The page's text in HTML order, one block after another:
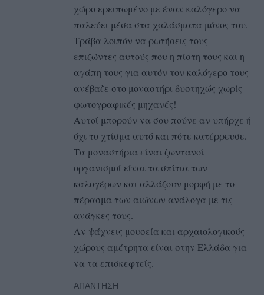
χώρο ερειπωμένο με έναν καλόγερο να
παλεύει μέσα στα χαλάσματα μόνος του.
Τράβα λοιπόν να ρωτήσεις τους
επιζώντες αυτούς που η πίστη τους και η
αγάπη τους για αυτόν τον καλόγερο τους
ανέβαζε στο μοναστήρι δυστηχώς χωρίς
φωτογραφικές μηχανές!
Αυτοί μπορούν να σου πούνε αν υπήρχε ή
όχι το χτίσμα αυτό και πότε κατέρρευσε.
Τα μοναστήρια είναι ζωντανοί
οργανισμοί είναι τα σπίτια των
καλογέρων και αλλάζουν μορφή με το
πέρασμα των αιώνων ανάλογα με τις
ανάγκες τους.
Αν ψάχνεις μουσεία και αρχαιολογικούς
χώρους αμέτρητα είναι στην Ελλάδα για
να τα επισκεφτείς.
ΑΠΆΝΤΗΣΗ